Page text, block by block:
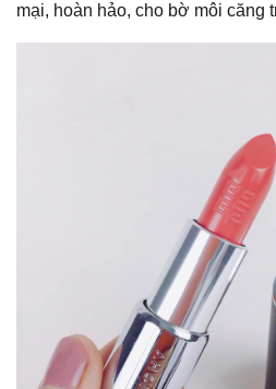
mại, hoàn hảo, cho bờ môi căng